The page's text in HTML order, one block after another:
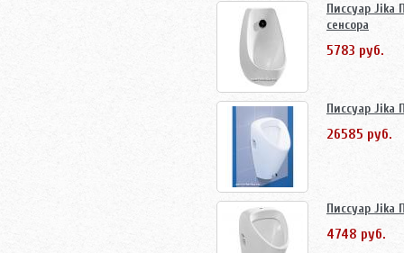
Писсуар Jika
сенсора
5783 руб.
Писсуар Jika
26585 руб.
Писсуар Jika
4748 руб.